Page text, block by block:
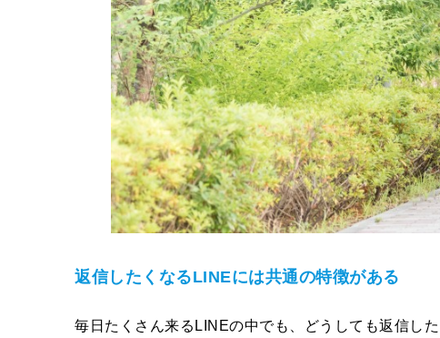
返信したくなるLINEには共通の特徴がある
毎日たくさん来るLINEの中でも、どうしても返信し